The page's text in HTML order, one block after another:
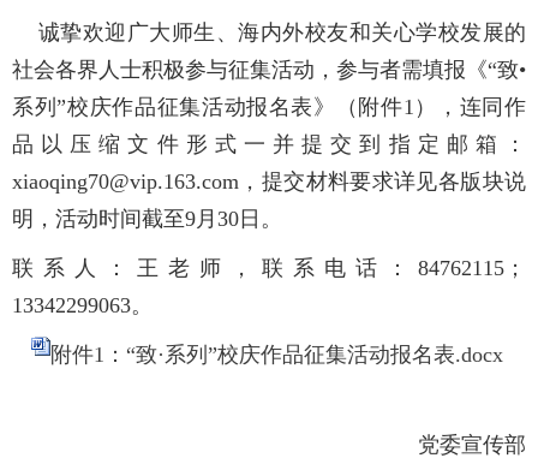
诚挚欢迎广大师生、海内外校友和关心学校发展的
社会各界人士积极参与征集活动，参与者需填报《“致•
系列”校庆作品征集活动报名表》（附件1），连同作
品以压缩文件形式一并提交到指定邮箱：
xiaoqing70@vip.163.com，提交材料要求详见各版块说
明，活动时间截至9月30日。
联系人：王老师，联系电话：84762115；
13342299063。
附件1：“致·系列”校庆作品征集活动报名表.docx
党委宣传部